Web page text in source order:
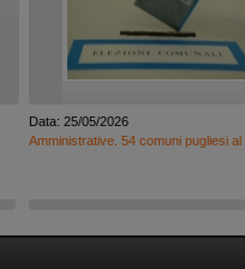
Data: 25/05/2026
Amministrative. 54 comuni pugliesi al